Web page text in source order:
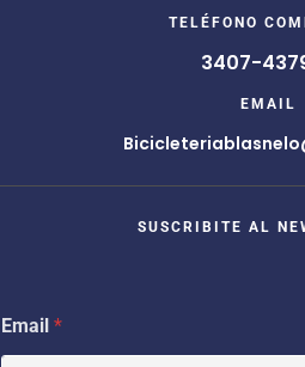
TELÉFONO
3407-
EMAIL
SUSCRIBITE AL
*
E
Email *